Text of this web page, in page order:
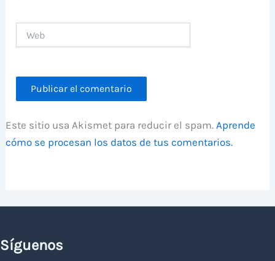
Este sitio usa Akismet para reducir el spam.Aprende
cómo se procesan los datos de tus comentarios.
Síguenos